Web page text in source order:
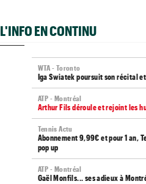
L'INFO EN CONTINU
WTA - Toronto
Iga Swiatek poursuit son récital
ATP - Montréal
Arthur Fils déroule et rejoint les
Tennis Actu
Abonnement 9,99€ et pour 1 an,
pop up
ATP - Montréal
Gaël Monfils... ses adieux à